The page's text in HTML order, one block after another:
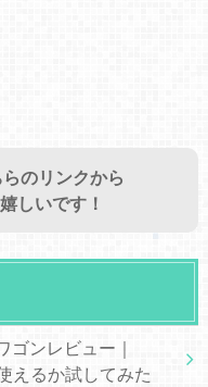
のリンクから
しいです！
ゴンレビュー｜
えるか試してみた